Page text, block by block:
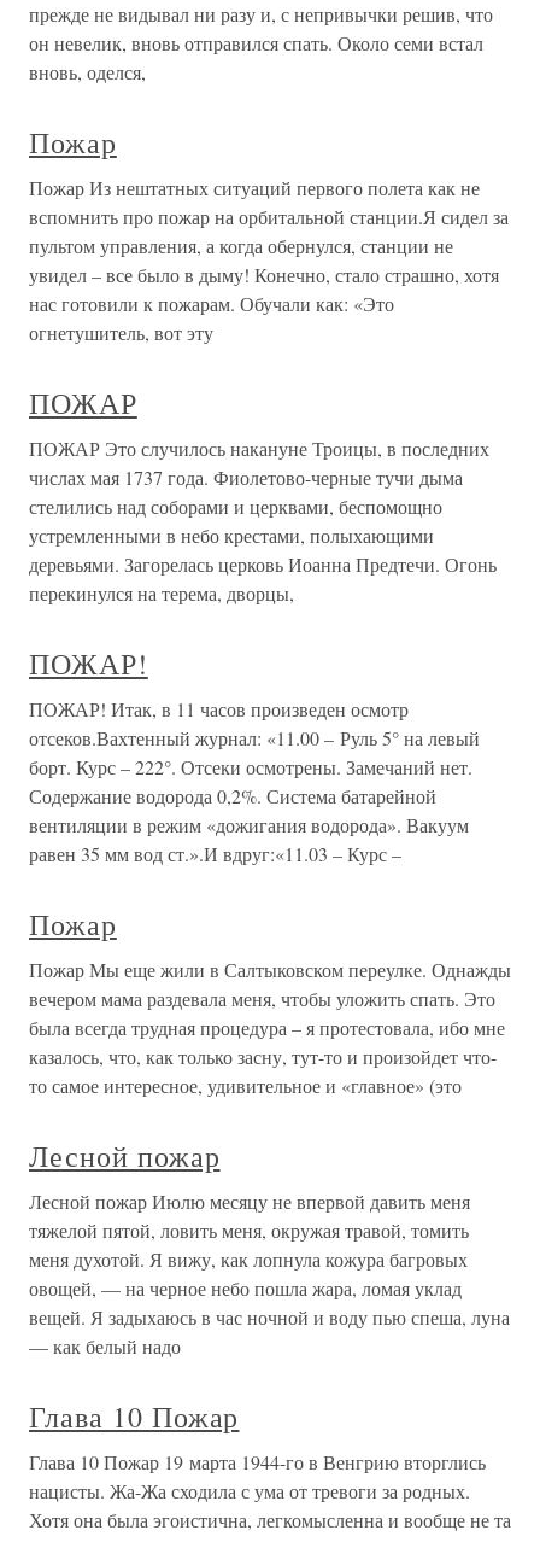
прежде не видывал ни разу и, с непривычки решив, что
он невелик, вновь отправился спать. Около семи встал
вновь, оделся,
Пожар
Пожар Из нештатных ситуаций первого полета как не
вспомнить про пожар на орбитальной станции.Я сидел за
пультом управления, а когда обернулся, станции не
увидел – все было в дыму! Конечно, стало страшно, хотя
нас готовили к пожарам. Обучали как: «Это
огнетушитель, вот эту
ПОЖАР
ПОЖАР Это случилось накануне Троицы, в последних
числах мая 1737 года. Фиолетово-черные тучи дыма
стелились над соборами и церквами, беспомощно
устремленными в небо крестами, полыхающими
деревьями. Загорелась церковь Иоанна Предтечи. Огонь
перекинулся на терема, дворцы,
ПОЖАР!
ПОЖАР! Итак, в 11 часов произведен осмотр
отсеков.Вахтенный журнал: «11.00 – Руль 5° на левый
борт. Курс – 222°. Отсеки осмотрены. Замечаний нет.
Содержание водорода 0,2%. Система батарейной
вентиляции в режим «дожигания водорода». Вакуум
равен 35 мм вод ст.».И вдруг:«11.03 – Курс –
Пожар
Пожар Мы еще жили в Салтыковском переулке. Однажды
вечером мама раздевала меня, чтобы уложить спать. Это
была всегда трудная процедура – я протестовала, ибо мне
казалось, что, как только засну, тут-то и произойдет что-
то самое интересное, удивительное и «главное» (это
Лесной пожар
Лесной пожар Июлю месяцу не впервой давить меня
тяжелой пятой, ловить меня, окружая травой, томить
меня духотой. Я вижу, как лопнула кожура багровых
овощей, — на черное небо пошла жара, ломая уклад
вещей. Я задыхаюсь в час ночной и воду пью спеша, луна
— как белый надо
Глава 10 Пожар
Глава 10 Пожар 19 марта 1944-го в Венгрию вторглись
нацисты. Жа-Жа сходила с ума от тревоги за родных.
Хотя она была эгоистична, легкомысленна и вообще не та